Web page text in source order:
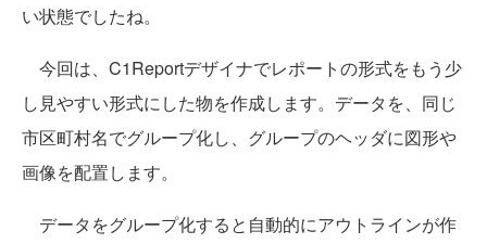
い状態でしたね。
今回は、C1Reportデザイナでレポートの形式をもう少
し見やすい形式にした物を作成します。データを、同じ
市区町村名でグループ化し、グループのヘッダに図形や
画像を配置します。
データをグループ化すると自動的にアウトラインが作